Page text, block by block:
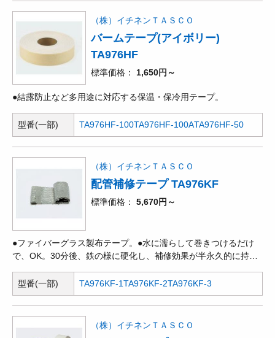
（株）イチネンＴＡＳＣＯ
バームテープ(アイボリー)
TA976HF
標準価格 1,650円～
●結露防止など多用途に対応する保温・保冷用テープ。
型番(一部) TA976HF-100TA976HF-100ATA976HF-50
（株）イチネンＴＡＳＣＯ
配管補修テープ TA976KF
標準価格 5,670円～
●ファイバーグラス製布テープ。●水に濡らして巻きつけるだけ
で、OK。30分後、鉄の様に硬化し、補修効果が半永久的に持続
幅広い材質に使用できます。
型番(一部) TA976KF-1TA976KF-2TA976KF-3
（株）イチネンＴＡＳＣＯ